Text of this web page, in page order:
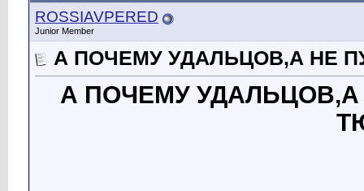
ROSSIAVPERED
Junior Member
А ПОЧЕМУ УДАЛЬЦОВ,А НЕ
А ПОЧЕМУ